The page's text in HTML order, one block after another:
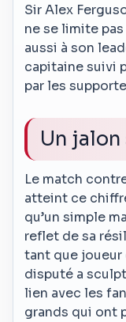
Sir Alex
ne se limite
aussi à son
capitaine suivi
par les
Un
Le match
atteint ce
qu’un simple
reflet de sa
tant que joueur
disputé a
lien avec les
grands qui ont